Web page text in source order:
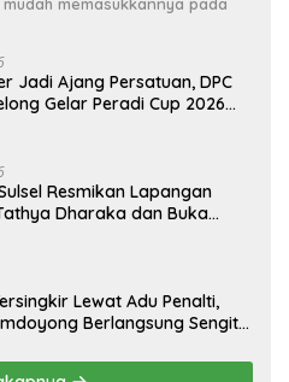
Jadi Ajang Persatuan, DPC
Gelar Peradi Cup 2026
Resmikan Lapangan
Dharaka dan Buka
Lewat Adu Penalti,
Berlangsung Sengit